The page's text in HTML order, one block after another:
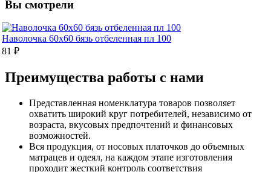
Вы смотрели
Наволочка 60х60 бязь отбеленная пл 100
81 ₽
Преимущества работы с нами
Представленная номенклатура товаров позволяет
охватить широкий круг потребителей, независимо от
возраста, вкусовых предпочтений и финансовых
возможностей.
Вся продукция, от носовых платочков до объемных
матрацев и одеял, на каждом этапе изготовления
проходит жесткий контроль соответствия